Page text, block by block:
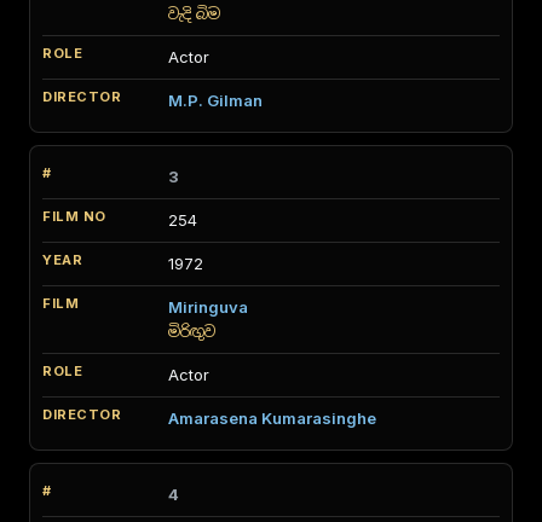
වැදි බිම
Actor
M.P. Gilman
3
254
1972
Miringuva
මිරිඟුව
Actor
Amarasena Kumarasinghe
4